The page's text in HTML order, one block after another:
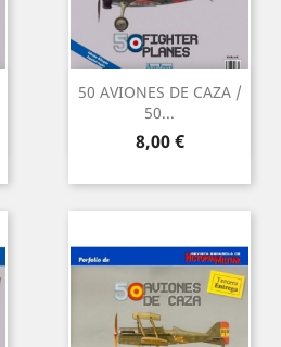
50 AVIONES DE CAZA /
50...
Preu
8,00 €